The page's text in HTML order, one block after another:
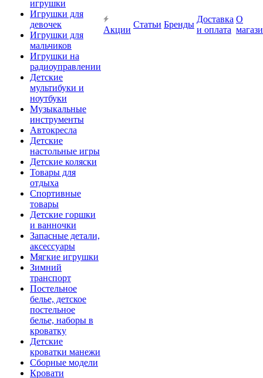
игрушки
Игрушки для
девочек
Игрушки для
мальчиков
Игрушки на
радиоуправлении
Детские
мультибуки и
ноутбуки
Музыкальные
инструменты
Автокресла
Детские
настольные игры
Детские коляски
Товары для
отдыха
Спортивные
товары
Детские горшки
и ванночки
Запасные детали,
аксессуары
Мягкие игрушки
Зимний
транспорт
Постельное
белье, детское
постельное
белье, наборы в
кроватку
Детские
кроватки манежи
Сборные модели
Кровати
Акции
Статьи Бренды
Доставка
и оплата
О